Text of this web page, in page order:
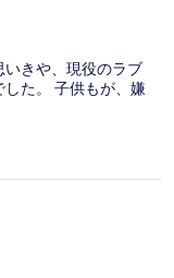
きや、現役のラブ
た。 子供もが、嫌